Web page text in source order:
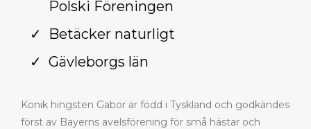
Polski Föreningen
Betäcker naturligt
Gävleborgs län
Konik hingsten Gabor är född i Tyskland och godkändes
först av Bayerns avelsförening för små hästar och